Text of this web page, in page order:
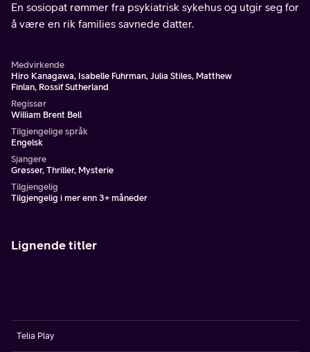
En sosiopat rømmer fra psykiatrisk sykehus og utgir seg for
å være en rik families savnede datter.
Medvirkende
Hiro Kanagawa, Isabelle Fuhrman, Julia Stiles, Matthew
Finlan, Rossif Sutherland
Regissør
William Brent Bell
Tilgjengelige språk
Engelsk
Sjangere
Grøsser, Thriller, Mysterie
Tilgjengelig
Tilgjengelig i mer enn 3+ måneder
Lignende titler
Telia Play